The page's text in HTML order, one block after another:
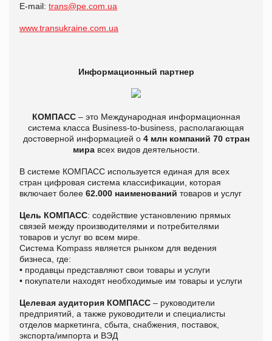
Е-mail: trans@pe.com.ua
www.transukraine.com.ua
Информационный партнер
КОМПАСС– это Международная информационная
система класса Business-to-business, располагающая
достоверной информацией о 4 млн компаний 70 стран
миравсех видов деятельности.
В системе КОМПАСС используется единая для всех
стран цифровая система классификации, которая
включает более 62.000 наименований товаров и услуг
Цель КОМПАСС: содействие установлению прямых
связей между производителями и потребителями
товаров и услуг во всем мире.
Система Kompass является рынком для ведения
бизнеса, где:
• продавцы представляют свои товары и услуги
• покупатели находят необходимые им товары и услуги
Целевая аудитория КОМПАСС – руководители
предприятий, а также руководители и специалисты
отделов маркетинга, сбыта, снабжения, поставок,
экспорта/импорта и ВЭД